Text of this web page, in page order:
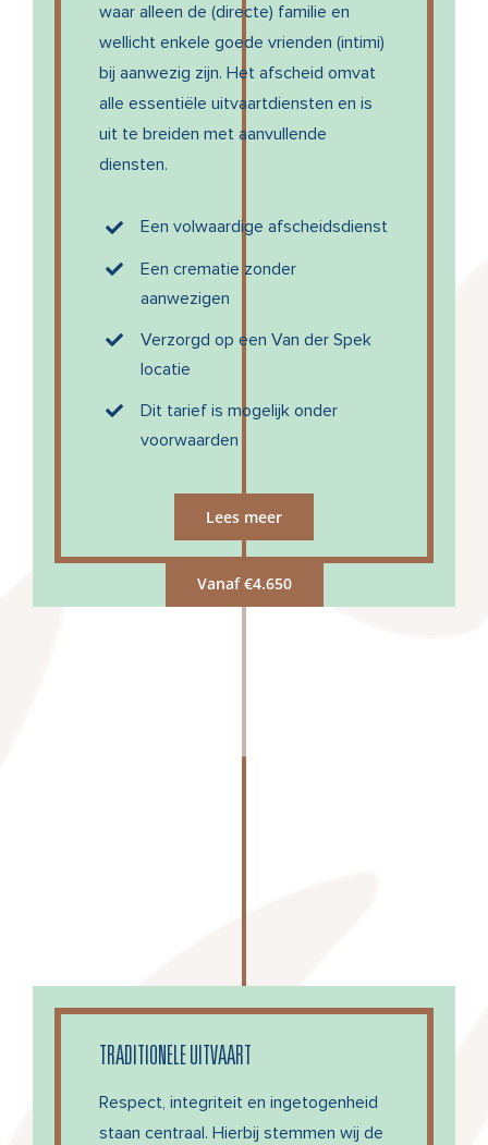
waar alleen de (directe) familie en
wellicht enkele goede vrienden (intimi)
bij aanwezig zijn. Het afscheid omvat
alle essentiële uitvaartdiensten en is
uit te breiden met aanvullende
diensten.
Een volwaardige afscheidsdienst
Een crematie zonder
aanwezigen
Verzorgd op een Van der Spek
locatie
Dit tarief is mogelijk onder
voorwaarden
Lees meer
Vanaf €4.650
TRADITIONELE UITVAART
Respect, integriteit en ingetogenheid
staan centraal. Hierbij stemmen wij de